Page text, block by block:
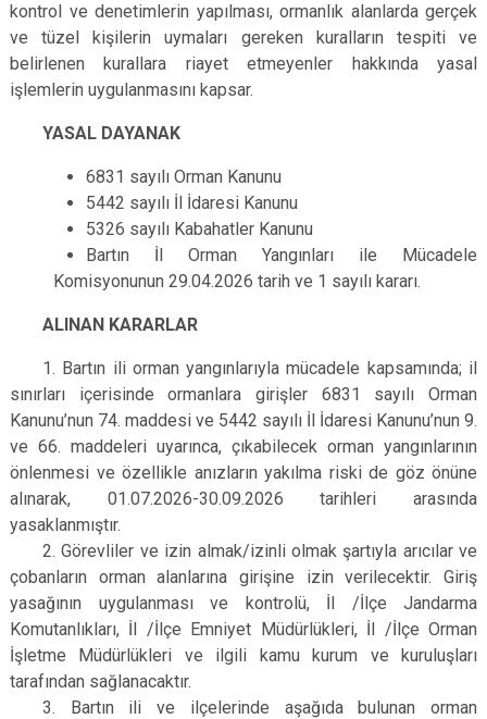
kontrol ve denetimlerin yapılması, ormanlık alanlarda gerçek
ve tüzel kişilerin uymaları gereken kuralların tespiti ve
belirlenen kurallara riayet etmeyenler hakkında yasal
işlemlerin uygulanmasını kapsar.
YASAL DAYANAK
6831 sayılı Orman Kanunu
5442 sayılı İl İdaresi Kanunu
5326 sayılı Kabahatler Kanunu
Bartın İl Orman Yangınları ile Mücadele
Komisyonunun 29.04.2026 tarih ve 1 sayılı kararı.
ALINAN KARARLAR
1. Bartın ili orman yangınlarıyla mücadele kapsamında; il
sınırları içerisinde ormanlara girişler 6831 sayılı Orman
Kanunu’nun 74. maddesi ve 5442 sayılı İl İdaresi Kanunu’nun 9.
ve 66. maddeleri uyarınca, çıkabilecek orman yangınlarının
önlenmesi ve özellikle anızların yakılma riski de göz önüne
alınarak, 01.07.2026-30.09.2026 tarihleri arasında
yasaklanmıştır.
2. Görevliler ve izin almak/izinli olmak şartıyla arıcılar ve
çobanların orman alanlarına girişine izin verilecektir. Giriş
yasağının uygulanması ve kontrolü, İl /İlçe Jandarma
Komutanlıkları, İl /İlçe Emniyet Müdürlükleri, İl /İlçe Orman
İşletme Müdürlükleri ve ilgili kamu kurum ve kuruluşları
tarafından sağlanacaktır.
3. Bartın ili ve ilçelerinde aşağıda bulunan orman